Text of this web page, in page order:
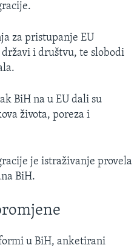
za pristupanje EU
i društvu, te slobodi
BiH na u EU dali su
života, poreza i
je istraživanje provela
BiH.
u BiH, anketirani